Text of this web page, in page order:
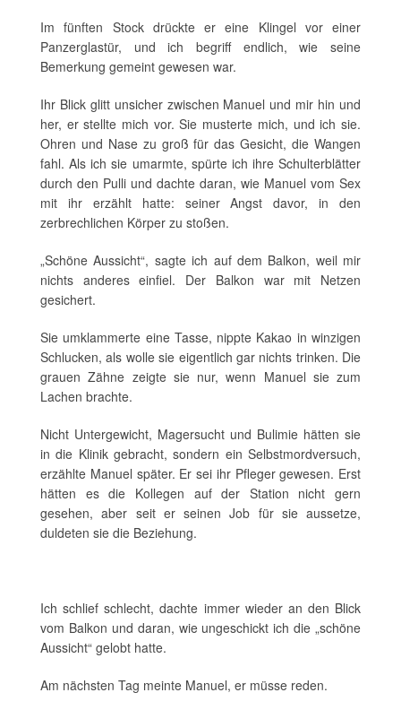
Im fünften Stock drückte er eine Klingel vor einer
Panzerglastür, und ich begriff endlich, wie seine
Bemerkung gemeint gewesen war.
Ihr Blick glitt unsicher zwischen Manuel und mir hin und
her, er stellte mich vor. Sie musterte mich, und ich sie.
Ohren und Nase zu groß für das Gesicht, die Wangen
fahl. Als ich sie umarmte, spürte ich ihre Schulterblätter
durch den Pulli und dachte daran, wie Manuel vom Sex
mit ihr erzählt hatte: seiner Angst davor, in den
zerbrechlichen Körper zu stoßen.
„Schöne Aussicht“, sagte ich auf dem Balkon, weil mir
nichts anderes einfiel. Der Balkon war mit Netzen
gesichert.
Sie umklammerte eine Tasse, nippte Kakao in winzigen
Schlucken, als wolle sie eigentlich gar nichts trinken. Die
grauen Zähne zeigte sie nur, wenn Manuel sie zum
Lachen brachte.
Nicht Untergewicht, Magersucht und Bulimie hätten sie
in die Klinik gebracht, sondern ein Selbstmordversuch,
erzählte Manuel später. Er sei ihr Pfleger gewesen. Erst
hätten es die Kollegen auf der Station nicht gern
gesehen, aber seit er seinen Job für sie aussetze,
duldeten sie die Beziehung.
Ich schlief schlecht, dachte immer wieder an den Blick
vom Balkon und daran, wie ungeschickt ich die „schöne
Aussicht“ gelobt hatte.
Am nächsten Tag meinte Manuel, er müsse reden.